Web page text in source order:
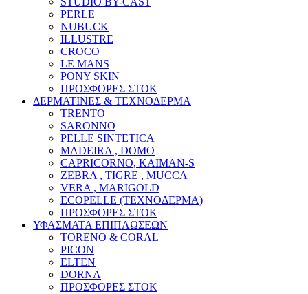
PERLE
NUBUCK
ILLUSTRE
CROCO
LE MANS
PONY SKIN
ΠΡΟΣΦΟΡΕΣ ΣΤΟΚ
ΔΕΡΜΑΤΙΝΕΣ & ΤΕΧΝΟΔΕΡΜΑ
TRENTO
SARONNO
PELLE SINTETICA
MADEIRA , DOMO
CAPRICORNO, KAIMAN-S
ZEBRA , TIGRE , MUCCA
VERA , MARIGOLD
ECOPELLE (ΤΕΧΝΟΔΕΡΜΑ)
ΠΡΟΣΦΟΡΕΣ ΣΤΟΚ
ΥΦΑΣΜΑΤΑ ΕΠΙΠΛΩΣΕΩΝ
TORENO & CORAL
PICON
ELTEN
DORNA
ΠΡΟΣΦΟΡΕΣ ΣΤΟΚ